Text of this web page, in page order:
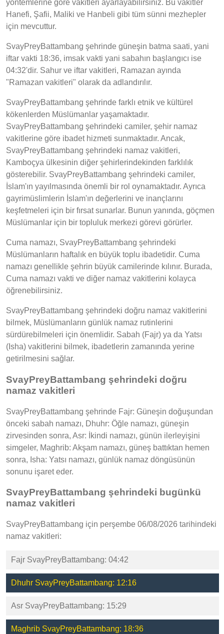
yöntemlerine göre vakitleri ayarlayabilirsiniz. Bu vakitler
Hanefi, Şafii, Maliki ve Hanbeli gibi tüm sünni mezhepler
için mevcuttur.
SvayPreyBattambang şehrinde güneşin batma saati, yani
iftar vakti 18:36, imsak vakti yani sabahın başlangıcı ise
04:32'dir. Sahur ve iftar vakitleri, Ramazan ayında
"Ramazan vakitleri" olarak da adlandırılır.
SvayPreyBattambang şehrinde farklı etnik ve kültürel
kökenlerden Müslümanlar yaşamaktadır.
SvayPreyBattambang şehrindeki camiler, şehir namaz
vakitlerine göre ibadet hizmeti sunmaktadır. Ancak,
SvayPreyBattambang şehrindeki namaz vakitleri,
Kamboçya ülkesinin diğer şehirlerindekinden farklılık
gösterebilir. SvayPreyBattambang şehrindeki camiler,
İslam'ın yayılmasında önemli bir rol oynamaktadır. Ayrıca
gayrimüslimlerin İslam'ın değerlerini ve inançlarını
keşfetmeleri için bir fırsat sunarlar. Bunun yanında, göçmen
Müslümanlar için bir topluluk merkezi görevi görürler.
Cuma namazı, SvayPreyBattambang şehrindeki
Müslümanların haftalık en büyük toplu ibadetidir. Cuma
namazı genellikle şehrin büyük camilerinde kılınır. Burada,
Cuma namazı vakti ve diğer namaz vakitlerini kolayca
öğrenebilirsiniz.
SvayPreyBattambang şehrindeki doğru namaz vakitlerini
bilmek, Müslümanların günlük namaz rutinlerini
sürdürebilmeleri için önemlidir. Sabah (Fajr) ya da Yatsı
(Isha) vakitlerini bilmek, ibadetlerin zamanında yerine
getirilmesini sağlar.
SvayPreyBattambang şehrindeki doğru
namaz vakitleri
SvayPreyBattambang şehrinde Fajr: Güneşin doğuşundan
önceki sabah namazı, Dhuhr: Öğle namazı, güneşin
zirvesinden sonra, Asr: İkindi namazı, günün ilerleyişini
simgeler, Maghrib: Akşam namazı, güneş battıktan hemen
sonra, Isha: Yatsı namazı, günlük namaz döngüsünün
sonunu işaret eder.
SvayPreyBattambang şehrindeki bugünkü
namaz vakitleri
SvayPreyBattambang için perşembe 06/08/2026 tarihindeki
namaz vakitleri:
Fajr SvayPreyBattambang: 04:42
Dhuhr SvayPreyBattambang: 12:16
Asr SvayPreyBattambang: 15:29
Maghrib SvayPreyBattambang: 18:36